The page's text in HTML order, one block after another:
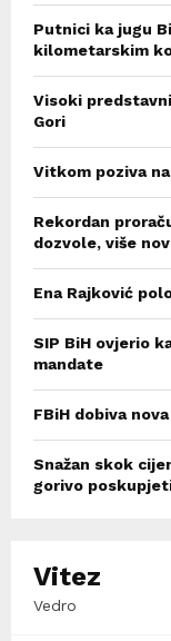
Putnici ka jugu
kilometarskim
Visoki
Gori
Vitkom poziva
Rekordan
dozvole, više
Ena Rajković
SIP BiH ovjerio
mandate
FBiH dobiva
Snažan skok
gorivo
Vitez
Vedro